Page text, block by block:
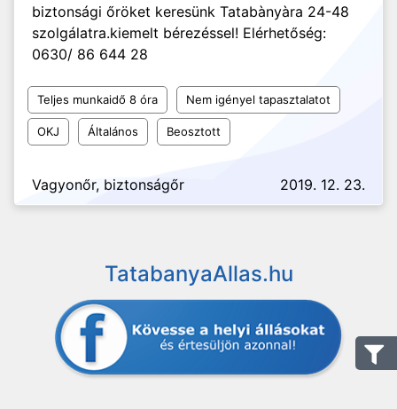
biztonsági őröket keresünk Tatabànyàra 24-48
szolgálatra.kiemelt bérezéssel! Elérhetőség:
0630/ 86 644 28
Teljes munkaidő 8 óra Nem igényel tapasztalatot
OKJ Általános Beosztott
Vagyonőr, biztonságőr 2019. 12. 23.
TatabanyaAllas.hu